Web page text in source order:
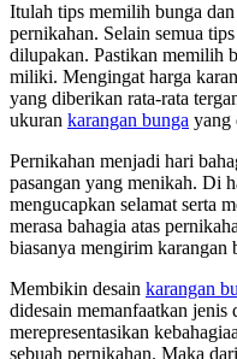
Itulah tips memilih bunga
pernikahan. Selain semua
dilupakan. Pastikan memilih
miliki. Mengingat harga
yang diberikan rata-rata
ukuran karangan bunga yang
Pernikahan menjadi hari
pasangan yang menikah. Di
mengucapkan selamat serta
merasa bahagia atas
biasanya mengirim karangan
Membikin desain karangan
didesain memanfaatkan jenis
merepresentasikan
sebuah pernikahan. Maka